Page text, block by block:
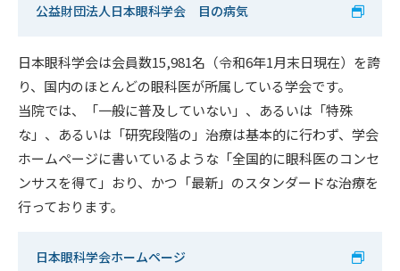
公益財団法人日本眼科学会 目の病気
日本眼科学会は会員数15,981名（令和6年1月末日現在）を誇
り、国内のほとんどの眼科医が所属している学会です。
当院では、「一般に普及していない」、あるいは「特殊
な」、あるいは「研究段階の」治療は基本的に行わず、学会
ホームページに書いているような「全国的に眼科医のコンセ
ンサスを得て」おり、かつ「最新」のスタンダードな治療を
行っております。
日本眼科学会ホームページ